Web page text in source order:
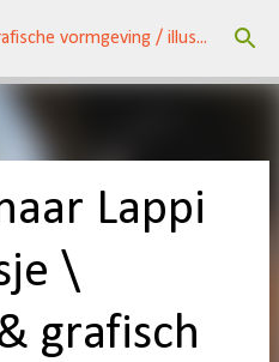
hoofdcontent atelier Suzanne Huijs \ grafische vormgeving / illustraties \ kunst / een veelzijdig huis \
Lappi
\
grafisch